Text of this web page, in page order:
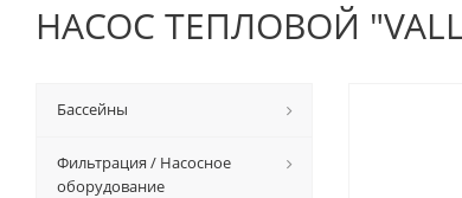
НАСОС ТЕПЛОВОЙ
Бассейны
Фильтрация / Насосное
оборудование